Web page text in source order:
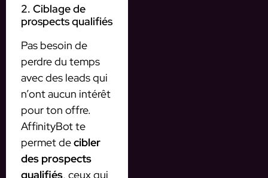
2. Ciblage de
prospects qualifiés
Pas besoin de
perdre du temps
avec des leads qui
n’ont aucun intérêt
pour ton offre.
AffinityBot te
permet decibler
des prospects
qualifiés, ceux qui